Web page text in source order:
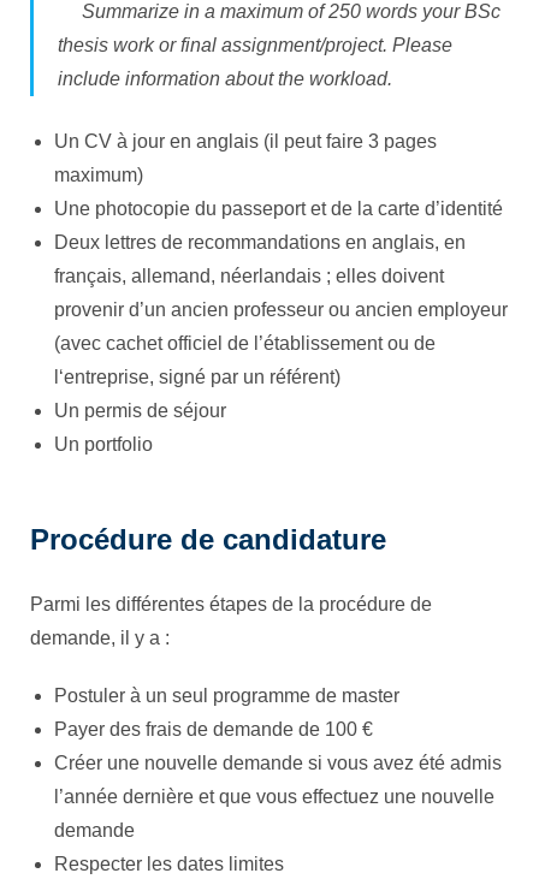
Summarize in a maximum of 250 words your BSc
thesis work or final assignment/project. Please
include information about the workload.
Un CV à jour en anglais (il peut faire 3 pages
maximum)
Une photocopie du passeport et de la carte d’identité
Deux lettres de recommandations en anglais, en
français, allemand, néerlandais ; elles doivent
provenir d’un ancien professeur ou ancien employeur
(avec cachet officiel de l’établissement ou de
l‘entreprise, signé par un référent)
Un permis de séjour
Un portfolio
Procédure de candidature
Parmi les différentes étapes de la procédure de
demande, il y a :
Postuler à un seul programme de master
Payer des frais de demande de 100 €
Créer une nouvelle demande si vous avez été admis
l’année dernière et que vous effectuez une nouvelle
demande
Respecter les dates limites